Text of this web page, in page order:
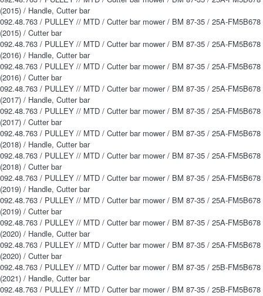
(2015) / Handle, Cutter bar
092.48.763 / PULLEY // MTD / Cutter bar mower / BM 87-35 / 25A-FM5B678
(2015) / Cutter bar
092.48.763 / PULLEY // MTD / Cutter bar mower / BM 87-35 / 25A-FM5B678
(2016) / Handle, Cutter bar
092.48.763 / PULLEY // MTD / Cutter bar mower / BM 87-35 / 25A-FM5B678
(2016) / Cutter bar
092.48.763 / PULLEY // MTD / Cutter bar mower / BM 87-35 / 25A-FM5B678
(2017) / Handle, Cutter bar
092.48.763 / PULLEY // MTD / Cutter bar mower / BM 87-35 / 25A-FM5B678
(2017) / Cutter bar
092.48.763 / PULLEY // MTD / Cutter bar mower / BM 87-35 / 25A-FM5B678
(2018) / Handle, Cutter bar
092.48.763 / PULLEY // MTD / Cutter bar mower / BM 87-35 / 25A-FM5B678
(2018) / Cutter bar
092.48.763 / PULLEY // MTD / Cutter bar mower / BM 87-35 / 25A-FM5B678
(2019) / Handle, Cutter bar
092.48.763 / PULLEY // MTD / Cutter bar mower / BM 87-35 / 25A-FM5B678
(2019) / Cutter bar
092.48.763 / PULLEY // MTD / Cutter bar mower / BM 87-35 / 25A-FM5B678
(2020) / Handle, Cutter bar
092.48.763 / PULLEY // MTD / Cutter bar mower / BM 87-35 / 25A-FM5B678
(2020) / Cutter bar
092.48.763 / PULLEY // MTD / Cutter bar mower / BM 87-35 / 25B-FM5B678
(2021) / Handle, Cutter bar
092.48.763 / PULLEY // MTD / Cutter bar mower / BM 87-35 / 25B-FM5B678